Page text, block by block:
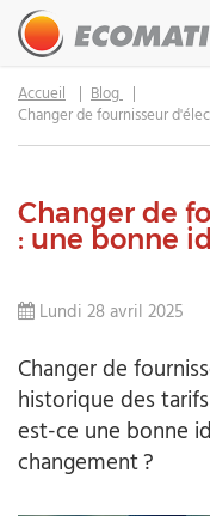
Changer de
: une bonne
Lundi 28 avril 2025
Changer de
historique des
est-ce une bonne
changement ?
Accueil
Blog
Changer de fournisseur